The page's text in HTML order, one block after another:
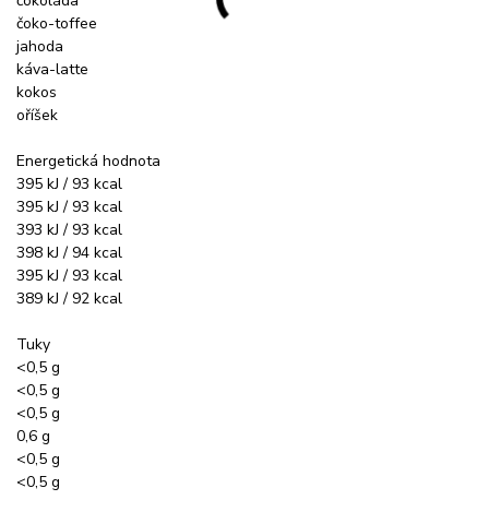
čoko-toffee
jahoda
káva-latte
kokos
oříšek
Energetická hodnota
395 kJ / 93 kcal
395 kJ / 93 kcal
393 kJ / 93 kcal
398 kJ / 94 kcal
395 kJ / 93 kcal
389 kJ / 92 kcal
Tuky
<0,5 g
<0,5 g
<0,5 g
0,6 g
<0,5 g
<0,5 g